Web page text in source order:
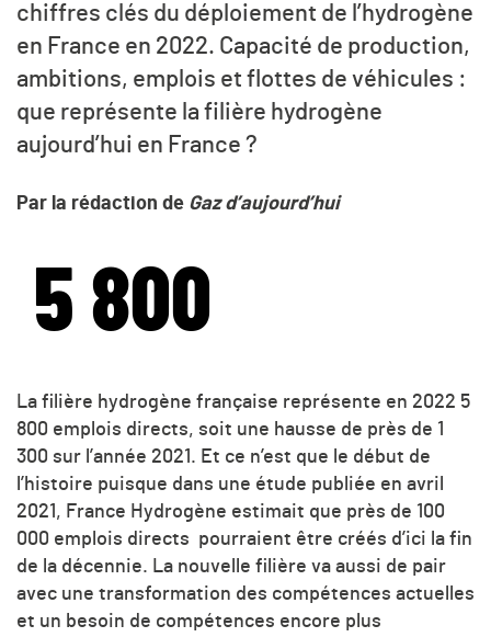
chiffres clés du déploiement de l’hydrogène
en France en 2022. Capacité de production,
ambitions, emplois et flottes de véhicules :
que représente la filière hydrogène
aujourd’hui en France ?
Par la rédaction de Gaz d’aujourd’hui
5 800
La filière hydrogène française représente en 2022 5
800 emplois directs, soit une hausse de près de 1
300 sur l’année 2021. Et ce n’est que le début de
l’histoire puisque dans une étude publiée en avril
2021, France Hydrogène estimait que près de 100
000 emplois directs pourraient être créés d’ici la fin
de la décennie. La nouvelle filière va aussi de pair
avec une transformation des compétences actuelles
et un besoin de compétences encore plus